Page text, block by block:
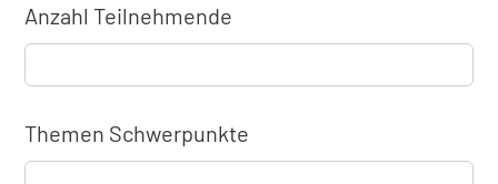
Anzahl Teilnehmende
Themen Schwerpunkte